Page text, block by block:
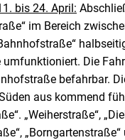
bis 24. April:
im Bereich
umfunktioniert. Die
befahrbar.
aus kommend
„Weiherstraße“,
„Borngartenstraße“